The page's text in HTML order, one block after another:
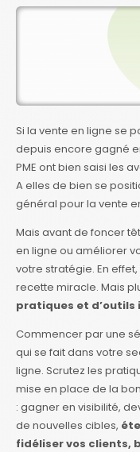
Si la vente en ligne se
depuis encore gagné
PME ont bien saisi les
A elles de bien se
général pour la vente
Mais avant de foncer
en ligne ou améliorer
votre stratégie. En
recette miracle. Mais
pratiques et
Commencer par une
qui se fait dans votre
ligne. Scrutez les
mise en place de la
: gagner en visibilité,
de nouvelles cibles,
fidéliser vos clients,